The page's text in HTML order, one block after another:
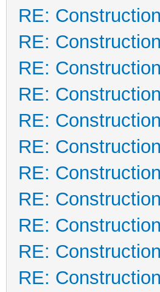
RE:
RE:
RE:
RE:
RE:
RE:
RE:
RE:
RE:
RE:
RE: